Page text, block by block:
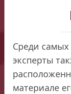
Среди
эксперты
материале